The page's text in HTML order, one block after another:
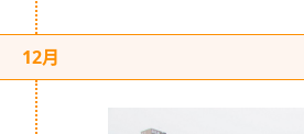
12月